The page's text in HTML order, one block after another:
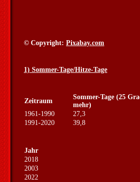
© Copyright: Pixabay.com
1) Sommer-Tage/Hitze-Tage
Zeitraum
Sommer-Tage (25
mehr)
1961-1990
27,3
1991-2020
39,8
Jahr
2018
2003
2022